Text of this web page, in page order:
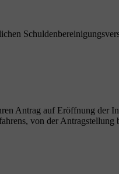
Antrag auf Eröffnung der
von der